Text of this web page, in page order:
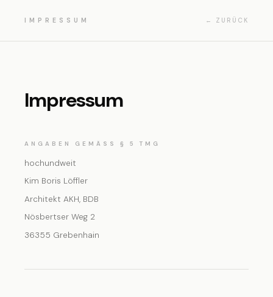
IMPRESSUM ← ZURÜCK
Impressum
ANGABEN GEMÄSS § 5 TMG
hochundweit
Kim Boris Löffler
Architekt AKH, BDB
Nösbertser Weg 2
36355 Grebenhain